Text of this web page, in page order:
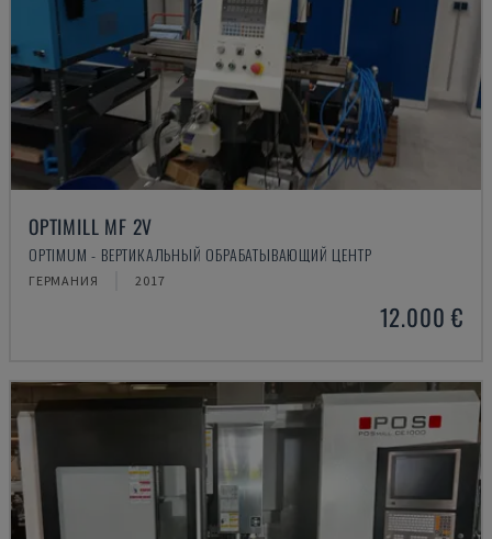
OPTIMILL MF 2V
OPTIMUM - ВЕРТИКАЛЬНЫЙ ОБРАБАТЫВАЮЩИЙ ЦЕНТР
ГЕРМАНИЯ 2017
12.000 €